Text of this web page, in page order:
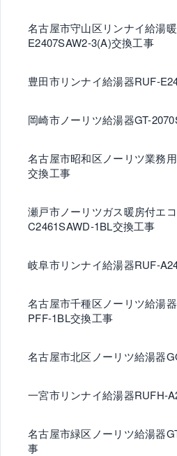
名古屋市守山区リンナイ給湯
E2407SAW2-3(A)交換工事
豊田市リンナイ給湯器RUF-
岡崎市ノーリツ給湯器GT-
名古屋市昭和区ノーリツ業務
交換工事
瀬戸市ノーリツガス暖房付エ
C2461SAWD-1BL交換工事
岐阜市リンナイ給湯器RUF-
名古屋市千種区ノーリツ給湯
PFF-1BL交換工事
名古屋市北区ノーリツ給湯器
一宮市リンナイ給湯器RUFH-
名古屋市緑区ノーリツ給湯器
事